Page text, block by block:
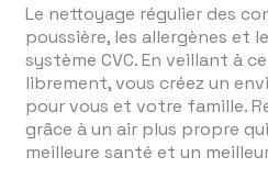
Le nettoyage régulier des
poussière, les allergènes et
système CVC. En veillant à
librement, vous créez un
pour vous et votre famille.
grâce à un air plus propre
meilleure santé et un